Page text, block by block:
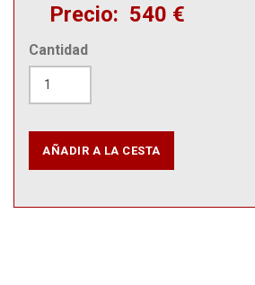
Precio 540 €
Cantidad